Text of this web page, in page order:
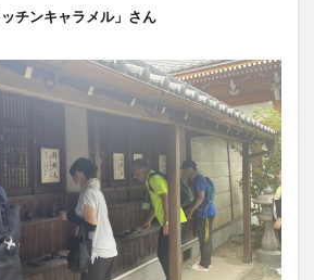
チンキャラメル」さん